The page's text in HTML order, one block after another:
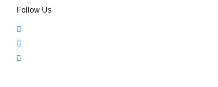
Follow Us